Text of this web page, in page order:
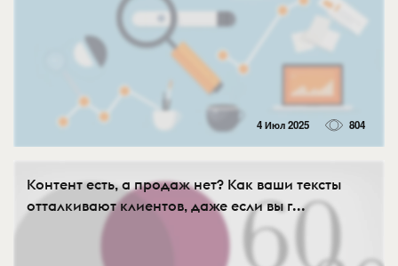
4 Июл 2025 804
Контент есть, а продаж нет? Как ваши тексты
отталкивают клиентов, даже если вы г...